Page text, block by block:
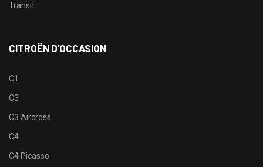
Transit
CITROËN D’OCCASION
C1
C3
C3 Aircross
C4
C4 Picasso